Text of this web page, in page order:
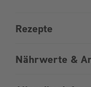
Rezepte
Nährwerte &